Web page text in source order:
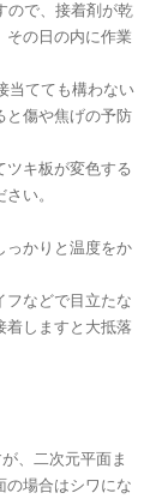
ので、接着剤が乾
その日の内に作業
当てても構わない
と傷や焦げの予防
ツキ板が変色する
い。
っかりと温度をか
フなどで目立たな
着しますと大抵落
、二次元平面ま
の場合はシワにな